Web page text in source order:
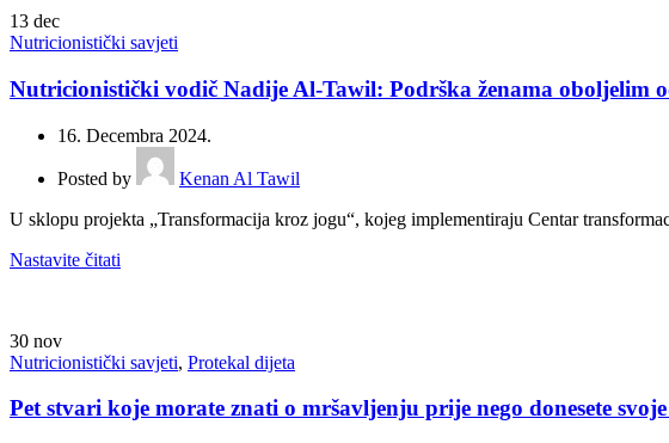
13 dec
Nutricionistički savjeti
Nutricionistički vodič Nadije Al-Tawil: Podrška ženama oboljelim
16. Decembra 2024.
Posted by
Kenan Al Tawil
U sklopu projekta „Transformacija kroz jogu“, kojeg implementiraju Centar
Nastavite čitati
30 nov
Nutricionistički savjeti, Protekal dijeta
Pet stvari koje morate znati o mršavljenju prije nego donesete